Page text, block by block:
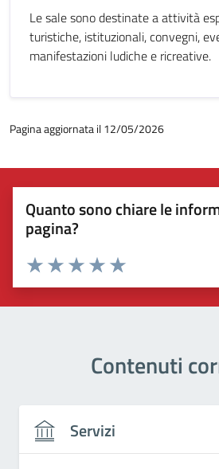
Le sale sono destinate a attività
turistiche, istituzionali, convegni,
manifestazioni ludiche e ricreative.
Pagina aggiornata il 12/05/2026
Quanto sono chiare le
pagina?
Valuta 5 stelle su 5
Valuta 4 stelle su 5
Valuta 3 stelle su 5
Valuta 2 stelle su 5
Valuta 1 stelle su 5
Contenuti
Servizi